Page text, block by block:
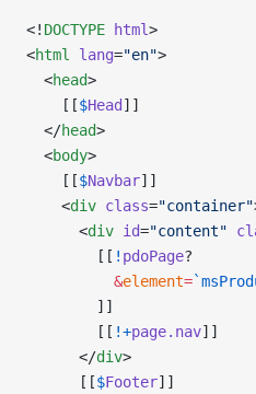
<! DOCTYPE html>
<html lang="en">
  <
head>
    [[
$Head ]]
  </
head>
  <
body>
    [[
$Navbar]]
    <
div class="container"
      <
div id="content"
        [[
! pdoPage?
          &
element=
        ]]
        [[
!+page.nav]]
      </
div>
      [[
$Footer]]